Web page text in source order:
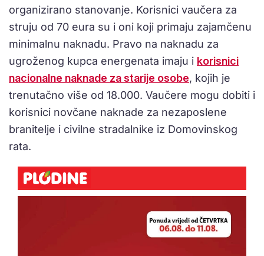
organizirano stanovanje. Korisnici vaučera za
struju od 70 eura su i oni koji primaju zajamčenu
minimalnu naknadu. Pravo na naknadu za
ugroženog kupca energenata imaju i korisnici
nacionalne naknade za starije osobe, kojih je
trenutačno više od 18.000. Vaučere mogu dobiti i
korisnici novčane naknade za nezaposlene
branitelje i civilne stradalnike iz Domovinskog
rata.